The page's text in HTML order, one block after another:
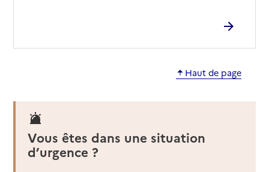
Haut de page
Vous êtes dans une situation
d’urgence ?